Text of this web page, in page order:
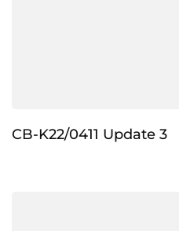
CB-K22/0411 Update 3